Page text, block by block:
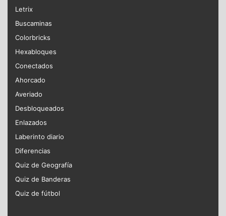
Letrix
Buscaminas
Colorbricks
Hexabloques
Conectados
Ahorcado
Averiado
Desbloqueados
Enlazados
Laberinto diario
Diferencias
Quiz de Geografía
Quiz de Banderas
Quiz de fútbol